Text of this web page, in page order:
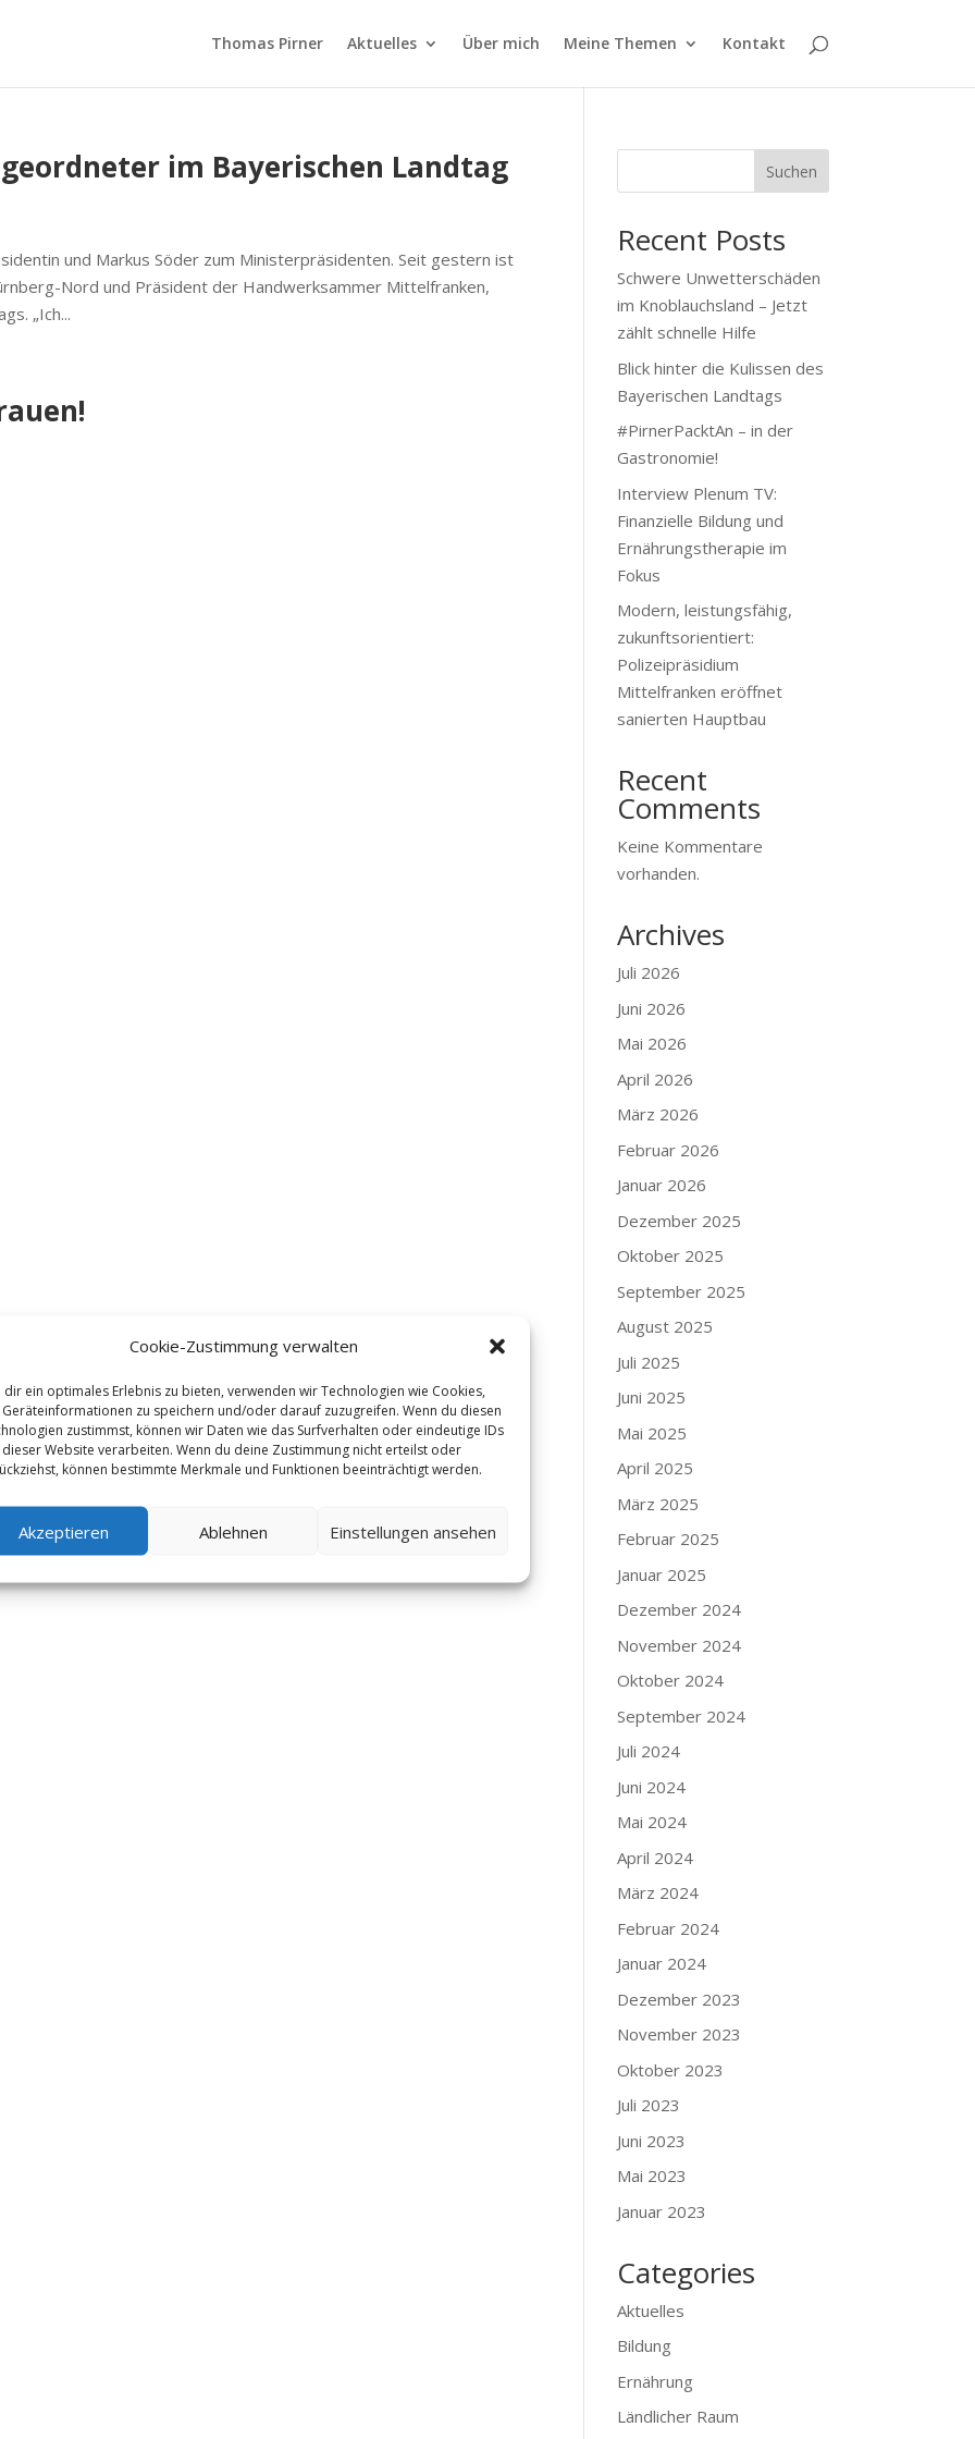
Cookie-Zustimmung verwalten
dir ein optimales Erlebnis zu bieten, verwenden wir Technologien wie Cookies,
zu speichern und/oder darauf zuzugreifen. Wenn du diesen
zustimmst, können wir Daten wie das Surfverhalten oder eindeutige IDs
Website verarbeiten. Wenn du deine Zustimmung nicht erteilst oder
können bestimmte Merkmale und Funktionen beeinträchtigt werden.
Akzeptieren Ablehnen Einstellungen ansehen
Thomas Pirner Aktuelles Über mich Meine Themen Kontakt
im Bayerischen Landtag
und Markus Söder zum Ministerpräsidenten. Seit gestern ist
Nord und Präsident der Handwerksammer Mittelfranken,
„Ich...
Suchen
Recent Posts
Schwere Unwetterschäden
im Knoblauchsland – Jetzt
zählt schnelle Hilfe
Blick hinter die Kulissen des
Bayerischen Landtags
#PirnerPacktAn – in der
Gastronomie!
Interview Plenum TV:
Finanzielle Bildung und
Ernährungstherapie im
Fokus
Modern, leistungsfähig,
zukunftsorientiert:
Polizeipräsidium
Mittelfranken eröffnet
sanierten Hauptbau
Recent
Comments
Keine Kommentare
vorhanden.
Archives
Juli 2026
Juni 2026
Mai 2026
April 2026
März 2026
Februar 2026
Januar 2026
Dezember 2025
Oktober 2025
September 2025
August 2025
Juli 2025
Juni 2025
Mai 2025
April 2025
März 2025
Februar 2025
Januar 2025
Dezember 2024
November 2024
Oktober 2024
September 2024
Juli 2024
Juni 2024
Mai 2024
April 2024
März 2024
Februar 2024
Januar 2024
Dezember 2023
November 2023
Oktober 2023
Juli 2023
Juni 2023
Mai 2023
Januar 2023
Categories
Aktuelles
Bildung
Ernährung
Ländlicher Raum